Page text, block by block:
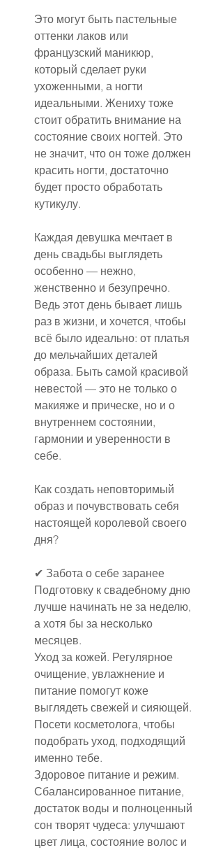
Это могут быть пастельные
оттенки лаков или
французский маникюр,
который сделает руки
ухоженными, а ногти
идеальными. Жениху тоже
стоит обратить внимание на
состояние своих ногтей. Это
не значит, что он тоже должен
красить ногти, достаточно
будет просто обработать
кутикулу.
Каждая девушка мечтает в
день свадьбы выглядеть
особенно — нежно,
женственно и безупречно.
Ведь этот день бывает лишь
раз в жизни, и хочется, чтобы
всё было идеально: от платья
до мельчайших деталей
образа. Быть самой красивой
невестой — это не только о
макияже и прическе, но и о
внутреннем состоянии,
гармонии и уверенности в
себе.
Как создать неповторимый
образ и почувствовать себя
настоящей королевой своего
дня?
✔ Забота о себе заранее
Подготовку к свадебному дню
лучше начинать не за неделю,
а хотя бы за несколько
месяцев.
Уход за кожей. Регулярное
очищение, увлажнение и
питание помогут коже
выглядеть свежей и сияющей.
Посети косметолога, чтобы
подобрать уход, подходящий
именно тебе.
Здоровое питание и режим.
Сбалансированное питание,
достаток воды и полноценный
сон творят чудеса: улучшают
цвет лица, состояние волос и